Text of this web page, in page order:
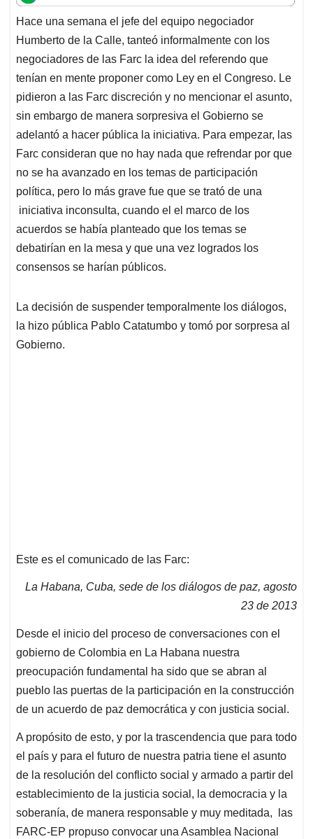
t
s
A
p
p
e
b
o
o
k
k
e
d
I
n
i
l
e
a
d
s
Hace una semana el jefe del equipo negociador
Humberto de la Calle, tanteó informalmente con los
negociadores de las Farc la idea del referendo que
tenían en mente proponer como Ley en el Congreso. Le
pidieron a las Farc discreción y no mencionar el asunto,
sin embargo de manera sorpresiva el Gobierno se
adelantó a hacer pública la iniciativa. Para empezar, las
Farc consideran que no hay nada que refrendar por que
no se ha avanzado en los temas de participación
política, pero lo más grave fue que se trató de una
iniciativa inconsulta, cuando el el marco de los
acuerdos se había planteado que los temas se
debatirían en la mesa y que una vez logrados los
consensos se harían públicos.
La decisión de suspender temporalmente los diálogos,
la hizo pública Pablo Catatumbo y tomó por sorpresa al
Gobierno.
Este es el comunicado de las Farc:
La Habana, Cuba, sede de los diálogos de paz, agosto
23 de 2013
Desde el inicio del proceso de conversaciones con el
gobierno de Colombia en La Habana nuestra
preocupación fundamental ha sido que se abran al
pueblo las puertas de la participación en la construcción
de un acuerdo de paz democrática y con justicia social.
A propósito de esto, y por la trascendencia que para todo
el país y para el futuro de nuestra patria tiene el asunto
de la resolución del conflicto social y armado a partir del
establecimiento de la justicia social, la democracia y la
soberanía, de manera responsable y muy meditada, las
FARC-EP propuso convocar una Asamblea Nacional